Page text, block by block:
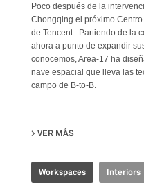
Poco después de la
Chongqing el próximo
de Tencent . Partiendo de la
ahora a punto de expandir
conocemos, Area-17 ha
nave espacial que lleva las
campo de B-to-B.
VER MÁS
Workspaces Interiors